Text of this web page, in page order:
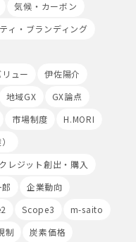
広告の効果測定のた
社サイトを訪れる前に
ック日や広告掲載サ
人情報と照合する
れを拒否した場合
い場合があります。
利用することがあり
するGoogle
。Google
利用者様によるサ
気候・カーボン
ィ・ブランディング
ュー
伊佐陽介
地域GX
GX論点
市場制度
H.MORI
レジット創出・購入
企業動向
Scope3
m-saito
制
炭素価格